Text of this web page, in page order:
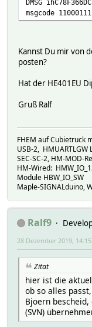
DMSG
msgcode
Kannst Du mir von
posten?
Hat der HE401EU
Gruß Ralf
FHEM auf Cubietruck
USB-2, HMUARTLGW
SEC-SC-2, HM-MOD-
HM-Wired:
Module HBW_IO_SW
Maple-SIGNALduino,
Ralf9
28 Dezember 2019,
Zitat
hier ist die
ob so alles
Bjoern
(SVN)